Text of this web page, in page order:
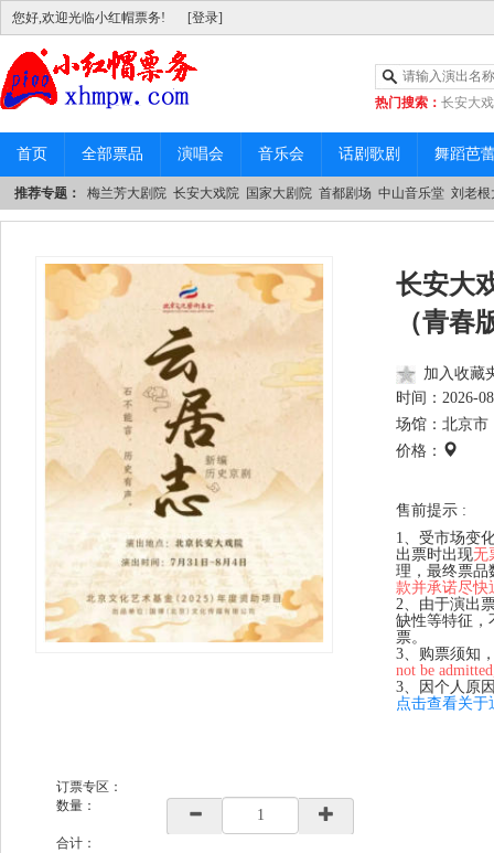
您好,欢迎光临小红帽票务! [登录]
热门搜索： 长安大
|中山音乐堂
首页 全部票品 演唱会 音乐会 话剧歌剧 舞蹈芭
推荐专题： 梅兰芳大剧院 长安大戏院 国家大剧院 首都剧场 中山音乐堂 刘老根
长安大
（青春
加入收藏
时间： 2026-
场馆：北京市
价格：
售前提示 :
1、受市场变
出票时出现无
理，最终票品
款并承诺尽快
2、由于演出
缺性等特征，
票。
3、购票须知
not be
3、因个人原
点击查看关于
订票专区：
数量：
合计：